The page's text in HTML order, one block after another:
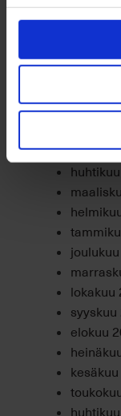
syyskuu
lokakuu
syyskuu
elokuu